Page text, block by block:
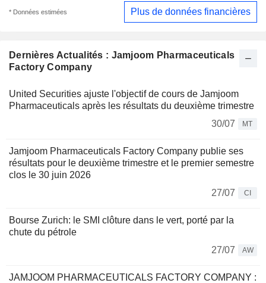
Dernières Actualités : Jamjoom Pharmaceuticals
Factory Company
United Securities ajuste l'objectif de cours de Jamjoom
Pharmaceuticals après les résultats du deuxième trimestre
30/07
MT
Jamjoom Pharmaceuticals Factory Company publie ses
résultats pour le deuxième trimestre et le premier semestre
clos le 30 juin 2026
27/07
CI
Bourse Zurich: le SMI clôture dans le vert, porté par la
chute du pétrole
27/07
AW
JAMJOOM PHARMACEUTICALS FACTORY COMPANY :
* Données estimées Plus de données financières